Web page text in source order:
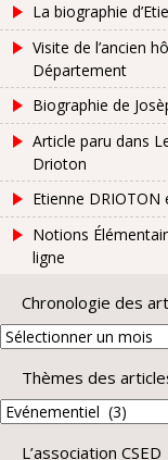
La biographie
Visite de l’ancien
Département
Biographie de
Article paru dans
Drioton
Etienne DRIOTON
Notions
ligne
Chronologie des
Chronologie
articlesThèmes des
Thèmes
articlesL’association CSED